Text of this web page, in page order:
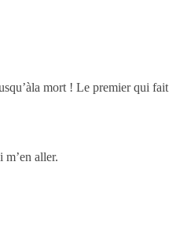
mort ! Le premier qui
aller.